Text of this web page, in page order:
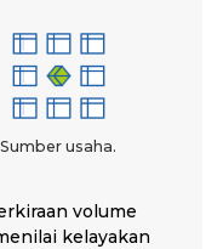
Sumber usaha.
volume
kelayakan